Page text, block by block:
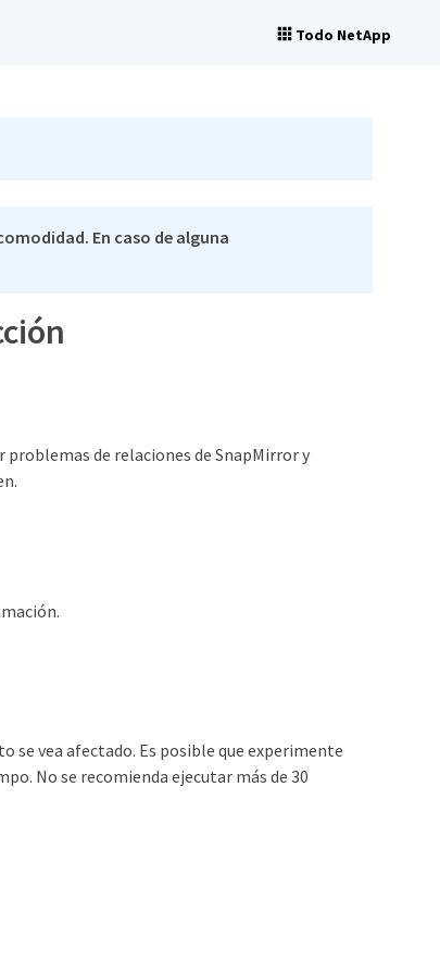
Todo NetApp
En caso de alguna
de relaciones de SnapMirror y
se vea afectado. Es posible que experimente
No se recomienda ejecutar más de 30